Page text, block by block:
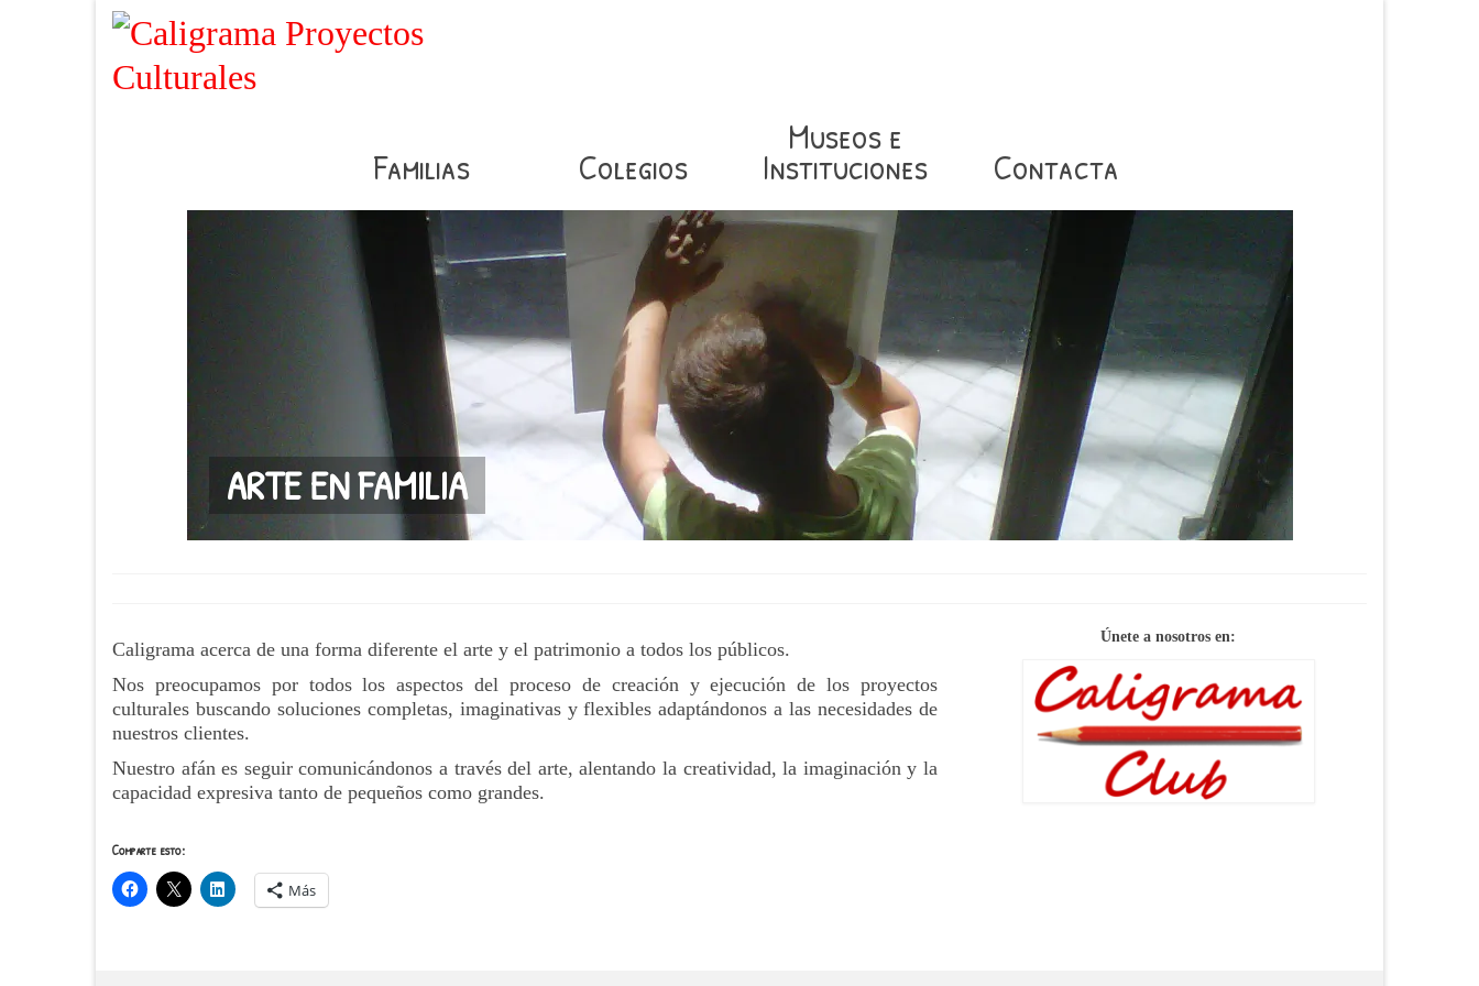
Familias Colegios
Museos e
Instituciones Contacta
ARTE EN FAMILIA
Caligrama acerca de una forma diferente el arte y el patrimonio a todos los públicos.
Nos preocupamos por todos los aspectos del proceso de creación y ejecución de los proyectos
culturales buscando soluciones completas, imaginativas y flexibles adaptándonos a las necesidades de
nuestros clientes.
Nuestro afán es seguir comunicándonos a través del arte, alentando la creatividad, la imaginación y la
capacidad expresiva tanto de pequeños como grandes.
Únete a nosotros en:
Comparte esto:
Más